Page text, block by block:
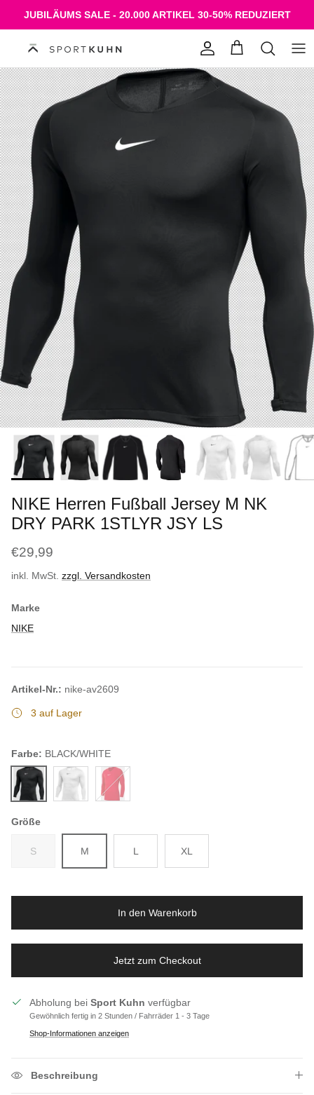
Direkt zum Inhalt
JUBILÄUMS SALE - 20.000 ARTIKEL 30-50% REDUZIERT
Konto Einkaufswagen
NIKE Herren Fußball Jersey M NK
DRY PARK 1STLYR JSY LS
€29,99
inkl. MwSt. zzgl. Versandkosten
Marke
NIKE
Artikel-Nr.: nike-av2609
3 auf Lager
Farbe: BLACK/WHITE
Größe
S M L XL
In den Warenkorb
Jetzt zum Checkout
Abholung bei Sport Kuhn verfügbar
Gewöhnlich fertig in 2 Stunden / Fahrräder 1 - 3 Tage
Shop-Informationen anzeigen
Beschreibung